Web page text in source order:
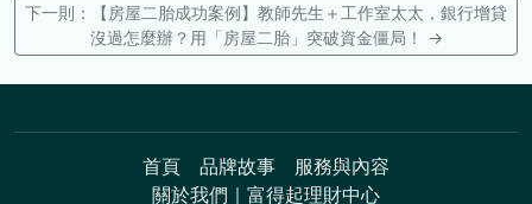
下一則：【房屋二胎成功案例】教師先生＋工作室太太，銀行增貸
沒過怎麼辦？用「房屋二胎」突破資金僵局！ →
首頁 品牌故事
服務與內容
關於我們｜富得起理財中心